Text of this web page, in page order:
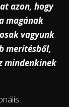
azon, hogy
magának
vagyunk
merítésből,
mindenkinek